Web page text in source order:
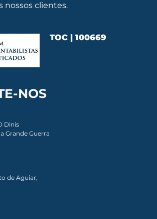
nossos clientes.
TOC | 100669
NOS
Dinis
Grande Guerra
de Aguiar,